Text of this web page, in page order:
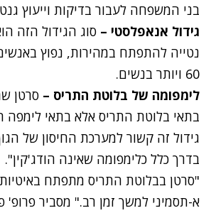
בני המשפחה לעבור בדיקות וייעוץ
גידול אנאפלסטי – סוג הגידול הזה
נטייה להתפתח במהירות, נפוץ
60 ויותר בנשים.
לימפומה של בלוטת התריס – סרטן
בתאי בלוטת התריס אלא בתאי לימפה
גידול זה קשור למערכת החיסון של
בדרך כלל כלימפומה שאינה הודג'קין".
"סרטן בבלוטת התריס מתפתח
א-תסמיני למשך זמן רב." מסביר פרופ'